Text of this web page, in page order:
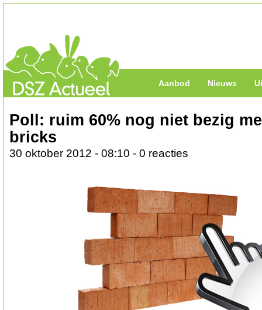
Aanbod Nieuws
Poll: ruim 60% nog niet bezig
bricks
30 oktober 2012 - 08:10 - 0 reacties